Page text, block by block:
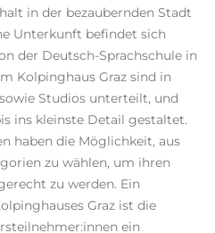
in der bezaubernden Stadt
Unterkunft befindet sich
der Deutsch-Sprachschule in
Kolpinghaus Graz sind in
Studios unterteilt, und
ins kleinste Detail gestaltet.
haben die Möglichkeit, aus
zu wählen, um ihren
zu werden. Ein
Graz ist die
ein